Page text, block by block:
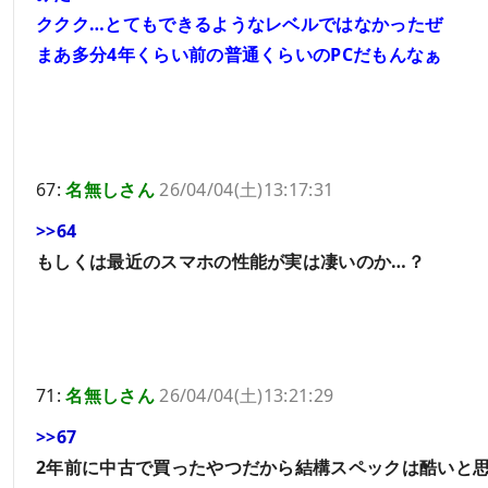
ククク…とてもできるようなレベルではなかったぜ
まあ多分4年くらい前の普通くらいのPCだもんなぁ
67:名無しさん26/04/04(土)13:17:31
>>64
もしくは最近のスマホの性能が実は凄いのか…？
71:名無しさん26/04/04(土)13:21:29
>>67
2年前に中古で買ったやつだから結構スペックは酷いと